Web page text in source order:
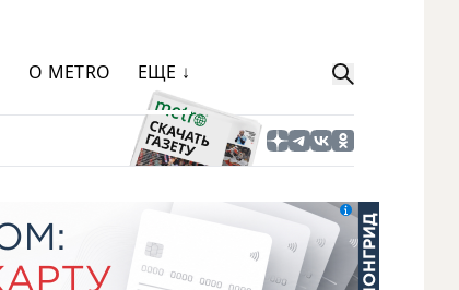
О METRO ЕЩЕ ↓